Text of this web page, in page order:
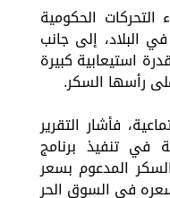
الحكومية
البلاد، إلى جانب
استيعابية كبيرة
رأسها السكر.
فأشار التقرير
في تنفيذ برنامج
المدعوم بسعر
بسعره في السوق الحر